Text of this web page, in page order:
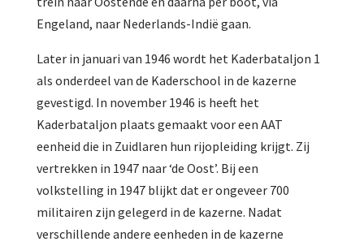
Engeland, naar Nederlands-Indië gaan.
Later in januari van 1946 wordt het Kaderbataljon 1
als onderdeel van de Kaderschool in de kazerne
gevestigd. In november 1946 is heeft het
Kaderbataljon plaats gemaakt voor een AAT
eenheid die in Zuidlaren hun rijopleiding krijgt. Zij
vertrekken in 1947 naar ‘de Oost’. Bij een
volkstelling in 1947 blijkt dat er ongeveer 700
militairen zijn gelegerd in de kazerne. Nadat
verschillende andere eenheden in de kazerne